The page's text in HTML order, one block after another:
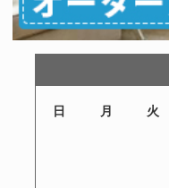
日 月 火